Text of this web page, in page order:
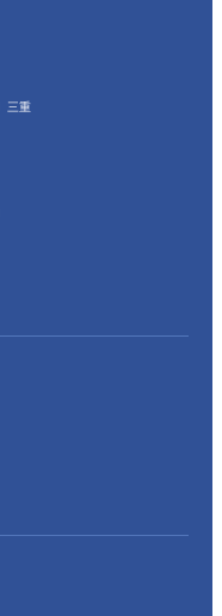
三重